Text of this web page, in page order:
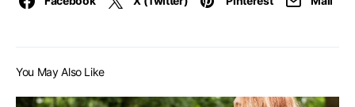
You May Also Like